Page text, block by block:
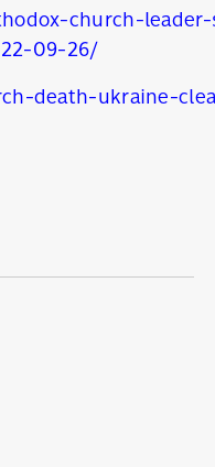
church-
09-26/
death-ukraine-